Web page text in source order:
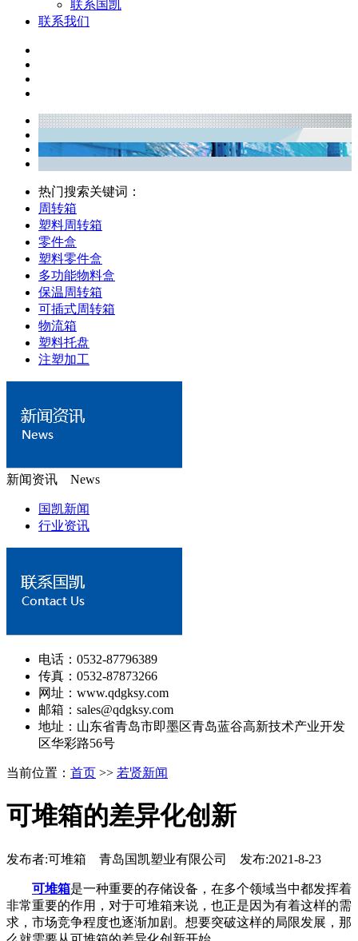
联系国凯
联系我们
热门搜索关键词：
周转箱
塑料周转箱
零件盒
塑料零件盒
多功能物料盒
保温周转箱
可插式周转箱
物流箱
塑料托盘
注塑加工
新闻资讯 News
国凯新闻
行业资讯
电话：0532-87796389
传真：0532-87873266
网址：www.qdgksy.com
邮箱：sales@qdgksy.com
地址：山东省青岛市即墨区青岛蓝谷高新技术产业开发
区华彩路56号
当前位置： 首页 >> 若贤新闻
可堆箱的差异化创新
发布者:可堆箱 青岛国凯塑业有限公司 发布:2021-8-23
可堆箱是一种重要的存储设备，在多个领域当中都发挥着
非常重要的作用，对于可堆箱来说，也正是因为有着这样的需
求，市场竞争程度也逐渐加剧。想要突破这样的局限发展，那